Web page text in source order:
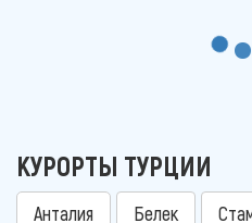
КУРОРТЫ ТУРЦИИ
Анталия Белек